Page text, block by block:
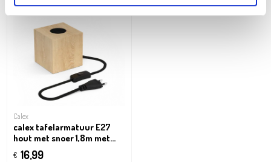
Calex
calex tafelarmatuur E27
hout met snoer 1,8m met
schakelaar
€ 16,99